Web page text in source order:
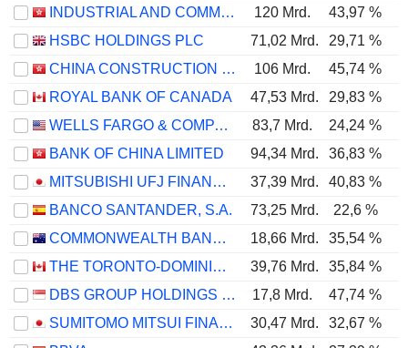
INDUSTRIAL AND COMMERCIAL BANK OF CHINA LIMITED
120 Mrd. 43,97 %
HSBC HOLDINGS PLC
71,02 Mrd. 29,71 %
CHINA CONSTRUCTION BANK CORPORATION
106 Mrd. 45,74 %
ROYAL BANK OF CANADA
47,53 Mrd. 29,83 %
WELLS FARGO & COMPANY
83,7 Mrd. 24,24 %
BANK OF CHINA LIMITED
94,34 Mrd. 36,83 %
MITSUBISHI UFJ FINANCIAL GROUP, INC.
37,39 Mrd. 40,83 %
BANCO SANTANDER, S.A.
73,25 Mrd. 22,6 %
COMMONWEALTH BANK OF AUSTRALIA
18,66 Mrd. 35,54 %
THE TORONTO-DOMINION BANK
39,76 Mrd. 35,84 %
DBS GROUP HOLDINGS LTD
17,8 Mrd. 47,74 %
SUMITOMO MITSUI FINANCIAL GROUP, INC.
30,47 Mrd. 32,67 %